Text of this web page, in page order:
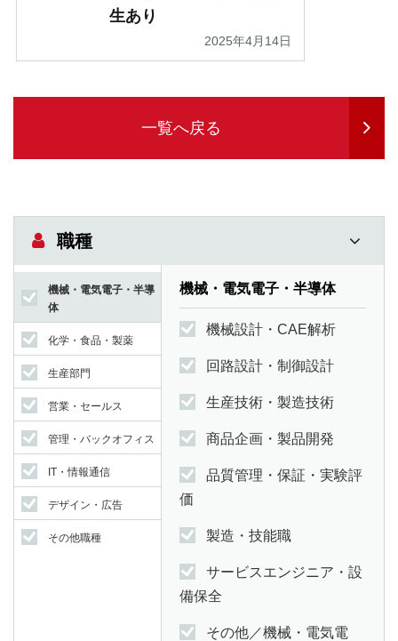
生あり
2025年4月14日
一覧へ戻る
職種
機械・電気電子・半導
体
化学・食品・製薬
生産部門
営業・セールス
管理・バックオフィス
IT・情報通信
デザイン・広告
その他職種
機械・電気電子・半導体
機械設計・CAE解析
回路設計・制御設計
生産技術・製造技術
商品企画・製品開発
品質管理・保証・実験評
価
製造・技能職
サービスエンジニア・設
備保全
その他／機械・電気電